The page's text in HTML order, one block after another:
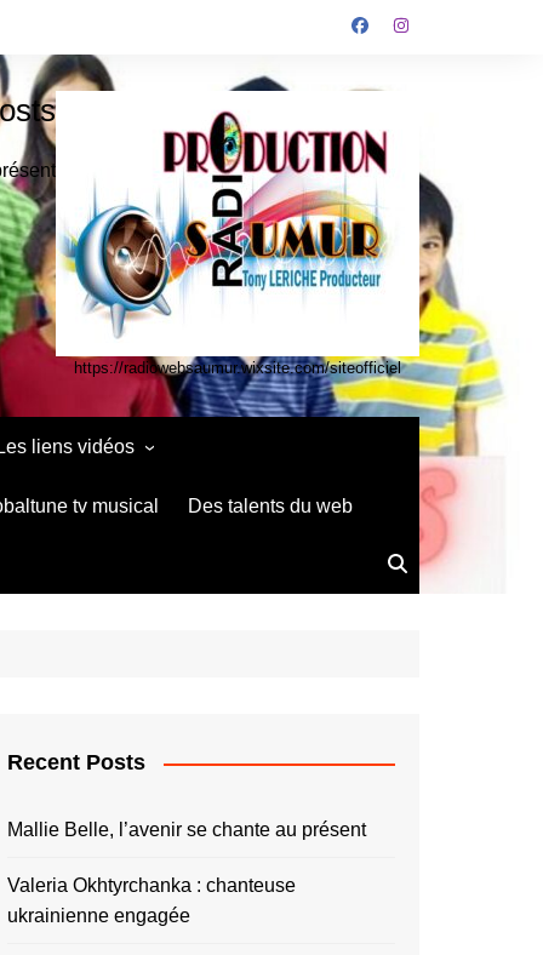
https://radiowebsaumur.wixsite.com/siteofficiel
Les liens vidéos
infos media vidéo kids
tv musical Des talents du web
Recent Posts
Mallie Belle, l’avenir se chante au présent
Valeria Okhtyrchanka : chanteuse
ukrainienne engagée